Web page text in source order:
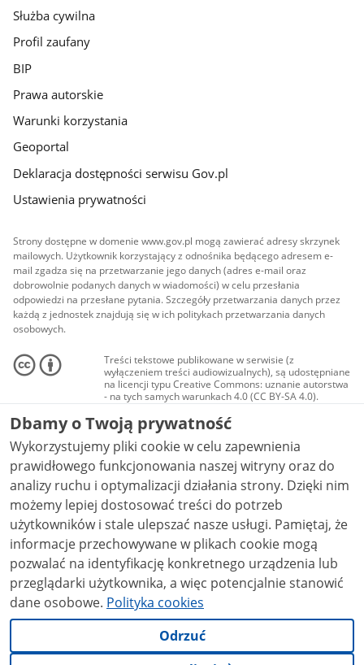
Służba cywilna
Profil zaufany
BIP
Prawa autorskie
Warunki korzystania
Geoportal
Deklaracja dostępności serwisu Gov.pl
Ustawienia prywatności
Strony dostępne w domenie www.gov.pl mogą zawierać adresy skrzynek
mailowych. Użytkownik korzystający z odnośnika będącego adresem e-
mail zgadza się na przetwarzanie jego danych (adres e-mail oraz
dobrowolnie podanych danych w wiadomości) w celu przesłania
odpowiedzi na przesłane pytania. Szczegóły przetwarzania danych przez
każdą z jednostek znajdują się w ich politykach przetwarzania danych
osobowych.
Treści tekstowe publikowane w serwisie (z
wyłączeniem treści audiowizualnych), są udostępniane
na licencji typu Creative Commons: uznanie autorstwa
- na tych samych warunkach 4.0 (CC BY-SA 4.0).
Materiały audiowizualne, w tym zdjęcia, materiały
audio i wideo, są udostępniane na licencji typu
Creative Commons: uznanie autorstwa użycie
niekomercyjne - bez utworów zależnych 4.0 (CC BY-
NC-ND 4.0), o ile nie jest to stwierdzone inaczej.
Dbamy o Twoją prywatność
Wykorzystujemy pliki cookie w celu zapewnienia
prawidłowego funkcjonowania naszej witryny oraz do
analizy ruchu i optymalizacji działania strony. Dzięki nim
możemy lepiej dostosować treści do potrzeb
użytkowników i stale ulepszać nasze usługi. Pamiętaj, że
informacje przechowywane w plikach cookie mogą
pozwalać na identyfikację konkretnego urządzenia lub
przeglądarki użytkownika, a więc potencjalnie stanowić
dane osobowe. Polityka cookies
Odrzuć